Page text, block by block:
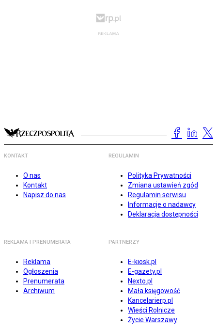
KONTAKT
O nas
Kontakt
Napisz do nas
REGULAMIN
Polityka Prywatności
Zmiana ustawień zgód
Regulamin serwisu
Informacje o nadawcy
Deklaracja dostępności
REKLAMA I PRENUMERATA
Reklama
Ogłoszenia
Prenumerata
Archiwum
PARTNERZY
E-kiosk.pl
E-gazety.pl
Nexto.pl
Mała księgowość
Kancelarierp.pl
Wieści Rolnicze
Życie Warszawy